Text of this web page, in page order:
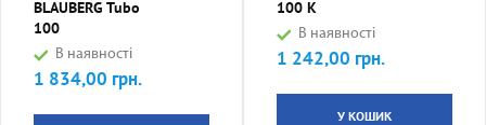
BLAUBERG Tubo
100
В наявності
Ціна
1 834,00 грн.
100 К
В наявності
Ціна
1 242,00 грн.
У КОШИК